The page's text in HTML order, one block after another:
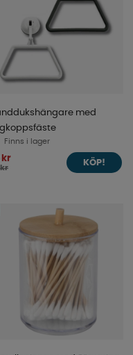
med
Finns i lager
kr
kr
KÖP!